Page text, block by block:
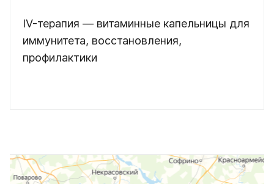
IV-терапия — витаминные капельницы для
иммунитета, восстановления,
профилактики